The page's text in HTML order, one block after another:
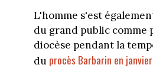
L'homme s'est
du grand public comme
diocèse pendant la
du procès Barbarin en